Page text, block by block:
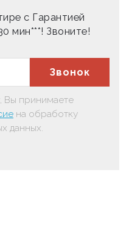
с Гарантией
мин***! Звоните!
Звонок
Вы принимаете
на обработку
данных.